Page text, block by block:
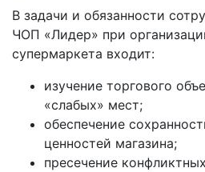
В задачи и обязанности
ЧОП «Лидер» при
супермаркета входит:
изучение торгового
«слабых» мест;
обеспечение
ценностей магазина;
пресечение